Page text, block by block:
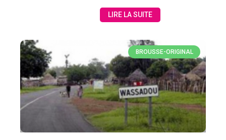
LIRE LA SUITE
BROUSSE-ORIGINAL